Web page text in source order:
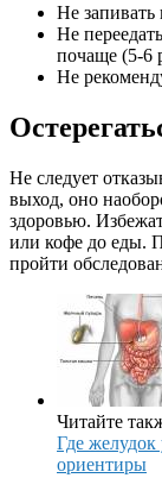
Не
Не
почаще (5-6
Не
Не следует
выход, оно
здоровью.
или кофе до еды.
пройти
Читайте
Где желудок
ориентиры